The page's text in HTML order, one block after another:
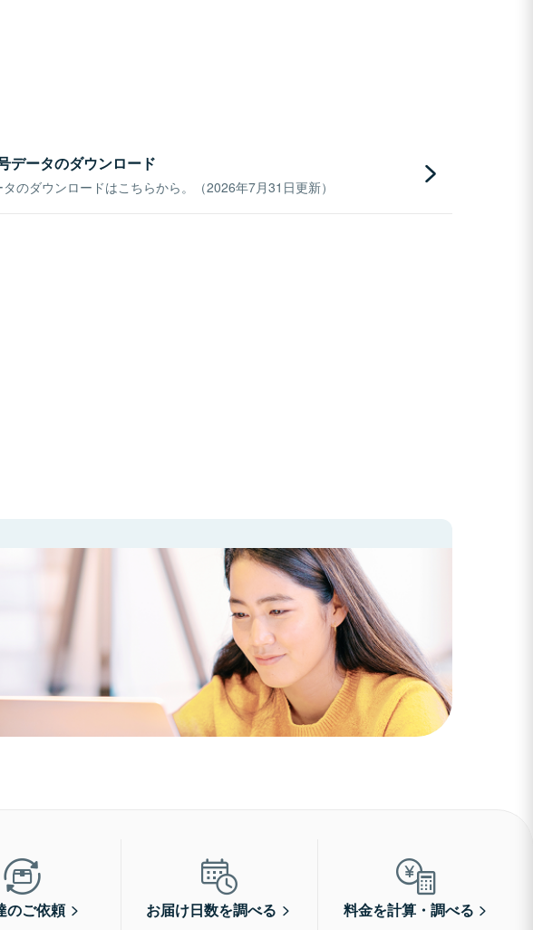
データのダウンロード
のダウンロードはこちらから。（2026年7月31日更新）
のご依頼 お届け日数を調べる 料金を計算・調べる